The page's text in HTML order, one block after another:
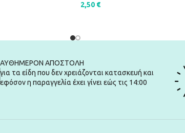
2,50 €
ΑΥΘΗΜΕΡΟΝ ΑΠΟΣΤΟΛΗ
για τα είδη που δεν χρειάζονται κατασκευή και
εφόσον η παραγγελία έχει γίνει εώς τις 14:00